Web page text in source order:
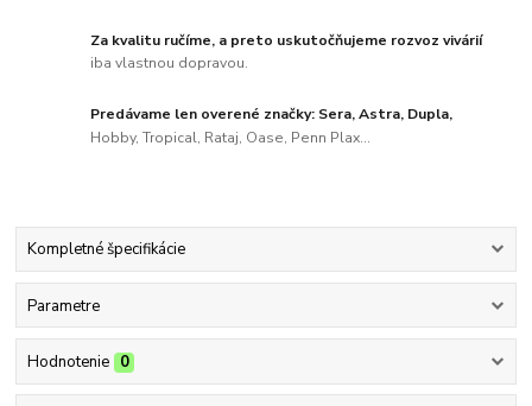
Za kvalitu ručíme, a preto uskutočňujeme rozvoz vivárií
iba vlastnou dopravou.
Predávame len overené značky: Sera, Astra, Dupla,
Hobby, Tropical, Rataj, Oase, Penn Plax...
Kompletné špecifikácie
Parametre
Hodnotenie 0